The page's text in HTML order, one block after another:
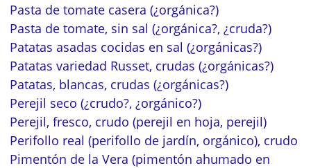
Pasta de tomate casera (¿orgánica?)
Pasta de tomate, sin sal (¿orgánica?, ¿cruda?)
Patatas asadas cocidas en sal (¿orgánicas?)
Patatas variedad Russet, crudas (¿orgánicas?)
Patatas, blancas, crudas (¿orgánicas?)
Perejil seco (¿crudo?, ¿orgánico?)
Perejil, fresco, crudo (perejil en hoja, perejil)
Perifollo real (perifollo de jardín, orgánico), crudo
Pimentón de la Vera (pimentón ahumado en